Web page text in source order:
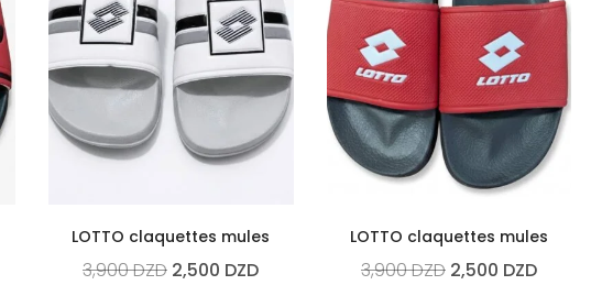
LOTTO claquettes mules
3,900DZD 2,500 DZD
LOTTO claquettes mules
3,900DZD 2,500 DZD